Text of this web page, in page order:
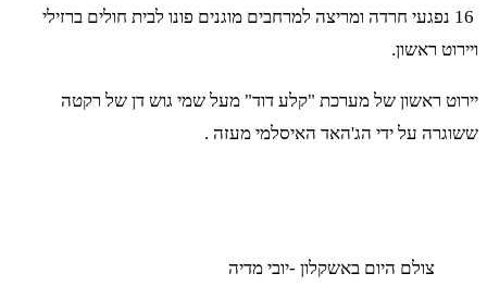
16 נפגעי חרדה ומריצה למרחבים מוגנים פונו לבית חולים ברזילי
ויירוט ראשון.
יירוט ראשון של מערכת "קלע דוד" מעל שמי גוש דן של רקטה
ששוגרה על ידי הג'האד האיסלמי מעזה .
צולם היום באשקלון -יובי מדיה